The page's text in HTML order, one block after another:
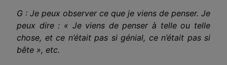
G : Je peux observer ce que je viens de penser. Je
peux dire : « Je viens de penser à telle ou telle
chose, et ce n’était pas si génial, ce n’était pas si
bête », etc.